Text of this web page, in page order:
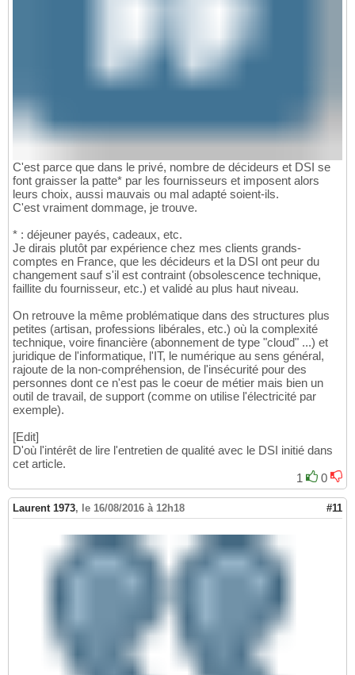
C'est parce que dans le privé, nombre de décideurs et DSI se
font graisser la patte* par les fournisseurs et imposent alors
leurs choix, aussi mauvais ou mal adapté soient-ils.
C'est vraiment dommage, je trouve.
* : déjeuner payés, cadeaux, etc.
Je dirais plutôt par expérience chez mes clients grands-
comptes en France, que les décideurs et la DSI ont peur du
changement sauf s'il est contraint (obsolescence technique,
faillite du fournisseur, etc.) et validé au plus haut niveau.
On retrouve la même problématique dans des structures plus
petites (artisan, professions libérales, etc.) où la complexité
technique, voire financière (abonnement de type "cloud" ...) et
juridique de l'informatique, l'IT, le numérique au sens général,
rajoute de la non-compréhension, de l'insécurité pour des
personnes dont ce n'est pas le coeur de métier mais bien un
outil de travail, de support (comme on utilise l'électricité par
exemple).
[Edit]
D'où l'intérêt de lire l'entretien de qualité avec le DSI initié dans
cet article.
1
0
Laurent 1973, le 16/08/2016 à 12h18 #11